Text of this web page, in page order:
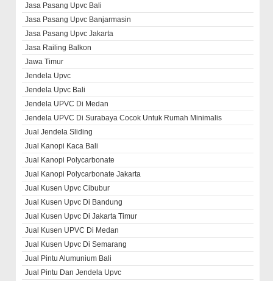
Jasa Pasang Upvc Bali
Jasa Pasang Upvc Banjarmasin
Jasa Pasang Upvc Jakarta
Jasa Railing Balkon
Jawa Timur
Jendela Upvc
Jendela Upvc Bali
Jendela UPVC Di Medan
Jendela UPVC Di Surabaya Cocok Untuk Rumah Minimalis
Jual Jendela Sliding
Jual Kanopi Kaca Bali
Jual Kanopi Polycarbonate
Jual Kanopi Polycarbonate Jakarta
Jual Kusen Upvc Cibubur
Jual Kusen Upvc Di Bandung
Jual Kusen Upvc Di Jakarta Timur
Jual Kusen UPVC Di Medan
Jual Kusen Upvc Di Semarang
Jual Pintu Alumunium Bali
Jual Pintu Dan Jendela Upvc